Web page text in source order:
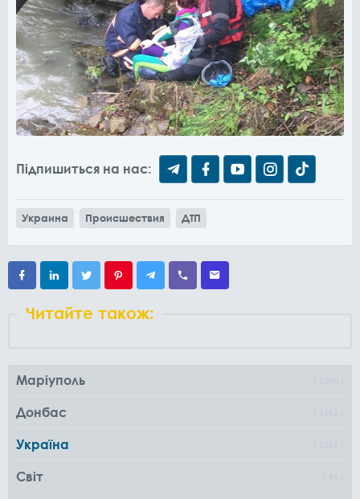
Підпишиться на нас:
Украина Происшествия ДТП
Читайте також:
Маріуполь
Донбас
Україна
Світ